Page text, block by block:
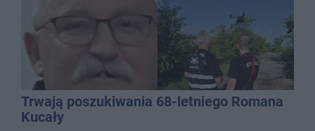
Trwają poszukiwania 68-letniego Romana
Kucały